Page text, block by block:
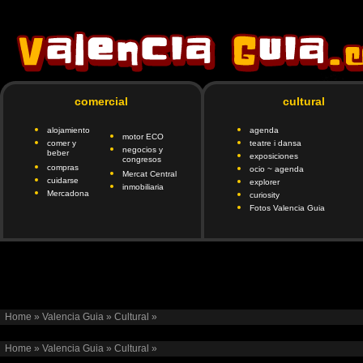
comercial
alojamiento
comer y
beber
compras
cuidarse
Mercadona
motor ECO
negocios y
congresos
Mercat Central
inmobiliaria
cultural
agenda
teatre i dansa
exposiciones
ocio ~ agenda
explorer
curiosity
Fotos Valencia Guia
Home » Valencia Guia » Cultural »
Home » Valencia Guia » Cultural »